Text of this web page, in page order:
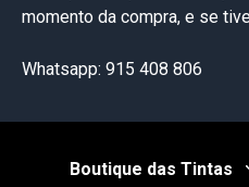
momento da compra, e se
Whatsapp: 915 408 806
Boutique das Tintas